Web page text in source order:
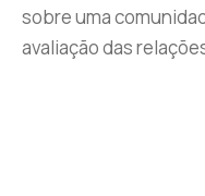
sobre uma
avaliação das